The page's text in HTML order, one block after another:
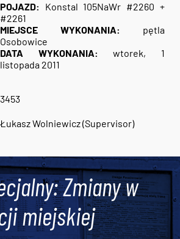
POJAZD: Konstal 105NaWr #2260 +
#2261
MIEJSCE WYKONANIA:
pętla
Osobowice
DATA WYKONANIA: wtorek, 1
listopada 2011
3453
Łukasz Wolniewicz (Supervisor)
Zmiany w
miejskiej